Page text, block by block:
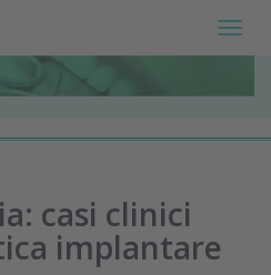
casi clinici
implantare